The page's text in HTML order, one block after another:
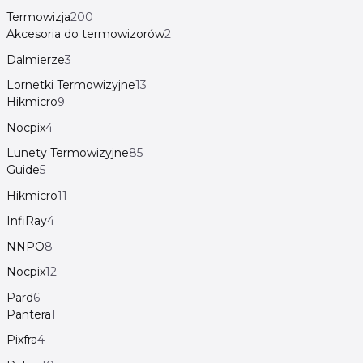
Termowizja200
Akcesoria do termowizorów2
Dalmierze3
Lornetki Termowizyjne13
Hikmicro9
Nocpix4
Lunety Termowizyjne85
Guide5
Hikmicro11
InfiRay4
NNPO8
Nocpix12
Pard6
Pantera1
Pixfra4